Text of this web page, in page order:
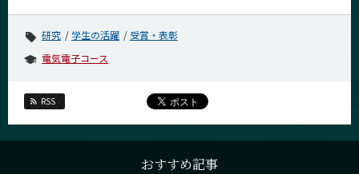
研究 学生の活躍
受賞・表彰
電気電子コース
RSS
おすすめ記事